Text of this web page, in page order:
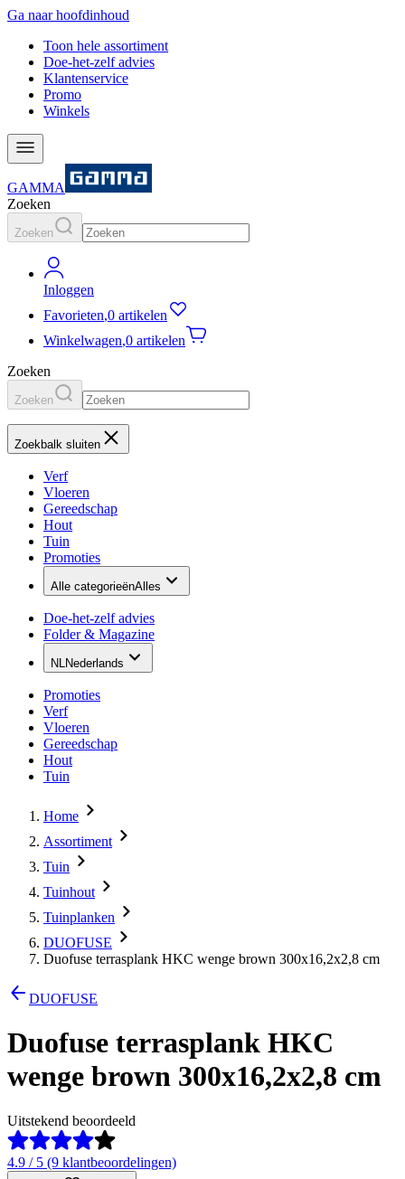
Ga naar hoofdinhoud
Toon hele assortiment
Doe-het-zelf advies
Klantenservice
Promo
Winkels
GAMMA
Zoeken
Zoeken
Inloggen
Favorieten,0 artikelen
Winkelwagen,0 artikelen
Zoeken
Zoeken
Zoekbalk sluiten
Verf
Vloeren
Gereedschap
Hout
Tuin
Promoties
Alle categorieënAlles
Doe-het-zelf advies
Folder & Magazine
NLNederlands
Promoties
Verf
Vloeren
Gereedschap
Hout
Tuin
Home
Assortiment
Tuin
Tuinhout
Tuinplanken
DUOFUSE
Duofuse terrasplank HKC wenge brown 300x16,2x2,8 cm
DUOFUSE
Duofuse terrasplank HKC
wenge brown 300x16,2x2,8 cm
Uitstekend beoordeeld
4.9 / 5 (9 klantbeoordelingen)